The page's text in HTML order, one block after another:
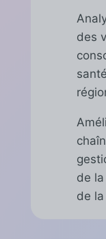
des
de
de